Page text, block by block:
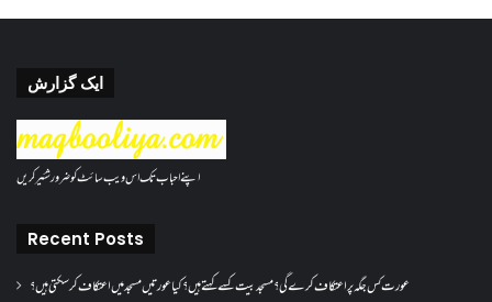
ایک گزارش
اپنے احباب تک اس ویب سائٹ کو ضرور شئیر کریں
Recent Posts
عورت کس جگہ پر اعتکاف کرے گی؟مسجد بیت کسے کہتے ہیں؟کیا عورتیں مسجد میں اعتکاف کر سکتی ہیں؟